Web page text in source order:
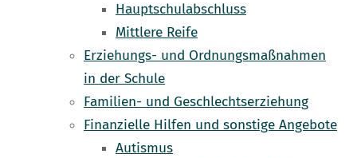
Hauptschulabschluss
Mittlere Reife
Erziehungs- und Ordnungsmaßnahmen
in der Schule
Familien- und Geschlechtserziehung
Finanzielle Hilfen und sonstige Angebote
Autismus